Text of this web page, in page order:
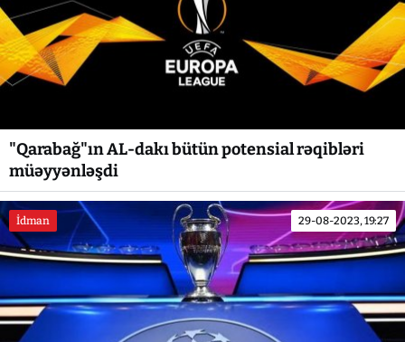
"Qarabağ"ın AL-dakı bütün potensial rəqibləri
müəyyənləşdi
İdman 29-08-2023, 19:27